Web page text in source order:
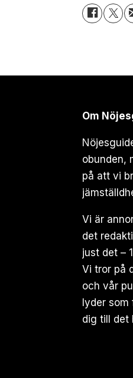
Om
obunden,
på att vi
Vi är
det
just det –
Vi tror på
och vår
lyder
dig till det